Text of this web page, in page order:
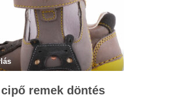
cipő remek döntés